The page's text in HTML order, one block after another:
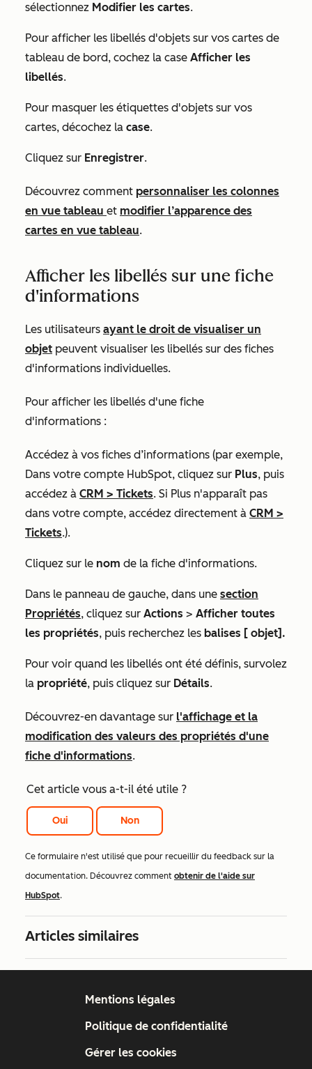
sélectionnez Modifier les cartes.
Pour afficher les libellés d'objets sur vos cartes de
tableau de bord, cochez la case Afficher les
libellés.
Pour masquer les étiquettes d'objets sur vos
cartes, décochez la case.
Cliquez sur Enregistrer.
Découvrez comment personnaliser les colonnes
en vue tableau et modifier l’apparence des
cartes en vue tableau.
Afficher les libellés sur une fiche
d'informations
Les utilisateurs ayant le droit de visualiser un
objet peuvent visualiser les libellés sur des fiches
d'informations individuelles.
Pour afficher les libellés d'une fiche
d'informations :
Accédez à vos fiches d’informations (par exemple,
Dans votre compte HubSpot, cliquez sur Plus, puis
accédez à CRM > Tickets. Si Plus n'apparaît pas
dans votre compte, accédez directement à CRM >
Tickets.).
Cliquez sur le nom de la fiche d'informations.
Dans le panneau de gauche, dans une section
Propriétés, cliquez sur Actions > Afficher toutes
les propriétés, puis recherchez les balises [ objet].
Pour voir quand les libellés ont été définis, survolez
la propriété, puis cliquez sur Détails.
Découvrez-en davantage sur l'affichage et la
modification des valeurs des propriétés d'une
fiche d'informations.
Cet article vous a-t-il été utile ?
Oui Non
Ce formulaire n'est utilisé que pour recueillir du feedback sur la
documentation. Découvrez comment obtenir de l'aide sur
HubSpot.
Articles similaires
Mentions légales
Politique de confidentialité
Gérer les cookies